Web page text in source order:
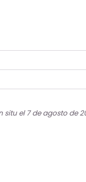
el 7 de agosto de